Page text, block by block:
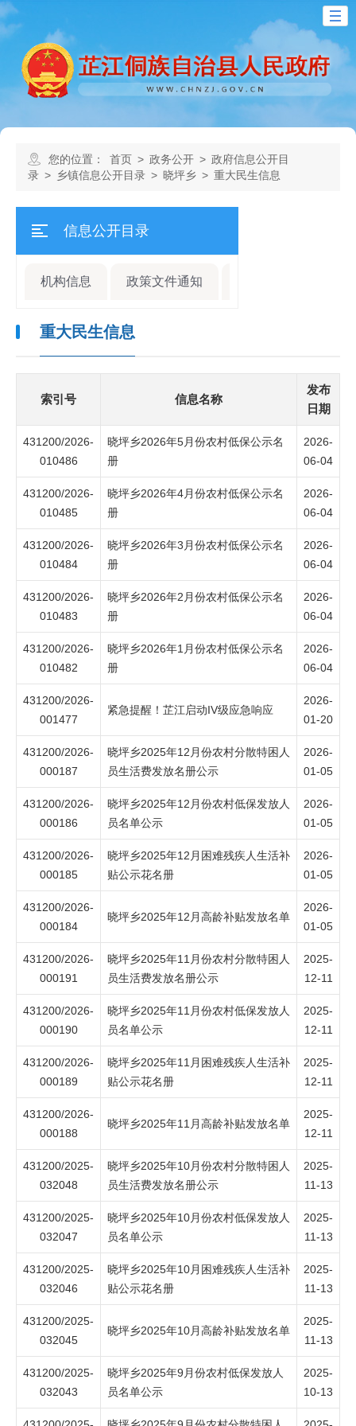
您的位置： 首页 > 政务公开 > 政府信息公开目
录 > 乡镇信息公开目录 > 晓坪乡 > 重大民生信息
信息公开目录
机构信息 政策文件通知
重大民生信息
索引号 信息名称
发布
日期
431200/2026-
010486
晓坪乡2026年5月份农村低保公示名
册
2026-
06-04
431200/2026-
010485
晓坪乡2026年4月份农村低保公示名
册
2026-
06-04
431200/2026-
010484
晓坪乡2026年3月份农村低保公示名
册
2026-
06-04
431200/2026-
010483
晓坪乡2026年2月份农村低保公示名
册
2026-
06-04
431200/2026-
010482
晓坪乡2026年1月份农村低保公示名
册
2026-
06-04
431200/2026-
001477
紧急提醒！芷江启动IV级应急响应
2026-
01-20
431200/2026-
000187
晓坪乡2025年12月份农村分散特困人
员生活费发放名册公示
2026-
01-05
431200/2026-
000186
晓坪乡2025年12月份农村低保发放人
员名单公示
2026-
01-05
431200/2026-
000185
晓坪乡2025年12月困难残疾人生活补
贴公示花名册
2026-
01-05
431200/2026-
000184
晓坪乡2025年12月高龄补贴发放名单
2026-
01-05
431200/2026-
000191
晓坪乡2025年11月份农村分散特困人
员生活费发放名册公示
2025-
12-11
431200/2026-
000190
晓坪乡2025年11月份农村低保发放人
员名单公示
2025-
12-11
431200/2026-
000189
晓坪乡2025年11月困难残疾人生活补
贴公示花名册
2025-
12-11
431200/2026-
000188
晓坪乡2025年11月高龄补贴发放名单
2025-
12-11
431200/2025-
032048
晓坪乡2025年10月份农村分散特困人
员生活费发放名册公示
2025-
11-13
431200/2025-
032047
晓坪乡2025年10月份农村低保发放人
员名单公示
2025-
11-13
431200/2025-
032046
晓坪乡2025年10月困难残疾人生活补
贴公示花名册
2025-
11-13
431200/2025-
032045
晓坪乡2025年10月高龄补贴发放名单
2025-
11-13
431200/2025-
032043
晓坪乡2025年9月份农村低保发放人
员名单公示
2025-
10-13